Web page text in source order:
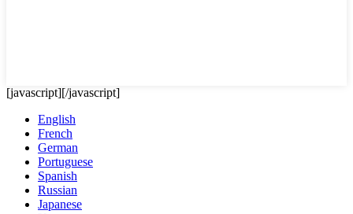
[javascript][/javascript]
English
French
German
Portuguese
Spanish
Russian
Japanese